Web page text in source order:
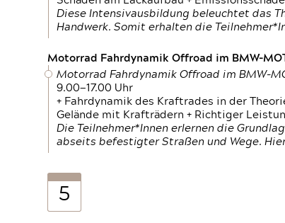
Diese Intensivausbildung beleuchtet das
Handwerk. Somit erhalten die
Motorrad Fahrdynamik Offroad im BMW-
Motorrad Fahrdynamik Offroad im BMW-
9.00—17.00 Uhr
+ Fahrdynamik des Kraftrades in der
Gelände mit Krafträdern + Richtiger
Die Teilnehmer*Innen erlernen die
abseits befestigter Straßen und Wege.
5